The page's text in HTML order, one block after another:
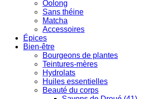
Oolong
Sans théine
Matcha
Accessoires
Épices
Bien-être
Bourgeons de plantes
Teintures-mères
Hydrolats
Huiles essentielles
Beauté du corps